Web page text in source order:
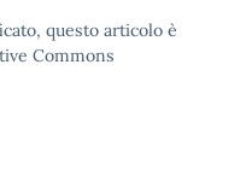
questo articolo è
Commons